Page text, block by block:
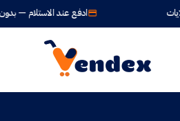
ادفع عند الاستلام — بدون مخاطر